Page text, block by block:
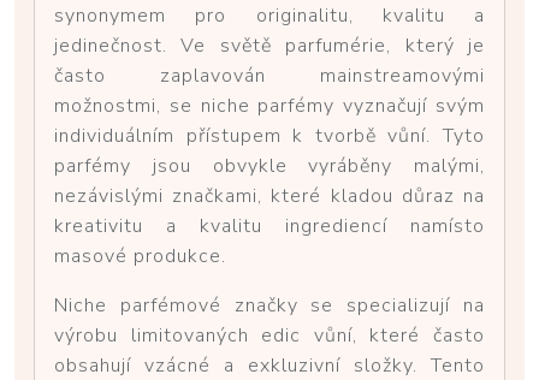
synonymem pro originalitu, kvalitu a
jedinečnost. Ve světě parfumérie, který je
často zaplavován mainstreamovými
možnostmi, se niche parfémy vyznačují svým
individuálním přístupem k tvorbě vůní. Tyto
parfémy jsou obvykle vyráběny malými,
nezávislými značkami, které kladou důraz na
kreativitu a kvalitu ingrediencí namísto
masové produkce.
Niche parfémové značky se specializují na
výrobu limitovaných edic vůní, které často
obsahují vzácné a exkluzivní složky. Tento